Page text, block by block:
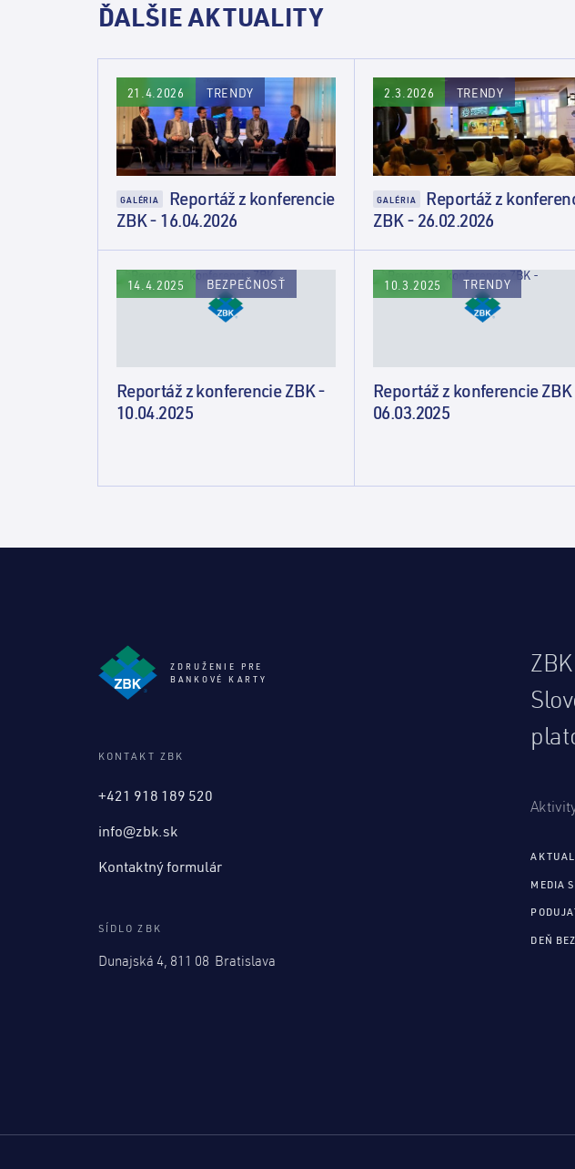
ĎALŠIE AKTUALITY
21.4.2026 TRENDY
GALÉRIA
Reportáž z konferencie
ZBK - 16.04.2026
2.3.2026 TRENDY
GALÉRIA
Reportáž z
ZBK - 26.02.2026
14.4.2025 BEZPEČNOSŤ
Reportáž z konferencie ZBK -
10.04.2025
10.3.2025 TRENDY
Reportáž z konferencie
06.03.2025
ZDRUŽENIE PRE
BANKOVÉ KARTY
KONTAKT ZBK
+421 918 189 520
info@zbk.sk
Kontaktný formulár
SÍDLO ZBK
Dunajská 4, 811 08 Bratislava
MEDIA
DEŇ